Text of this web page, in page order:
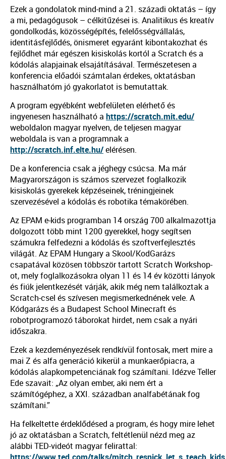
Ezek a gondolatok mind-mind a 21. századi oktatás – így
a mi, pedagógusok – célkitűzései is. Analitikus és kreatív
gondolkodás, közösségépítés, felelősségvállalás,
identitásfejlődés, önismeret egyaránt kibontakozhat és
fejlődhet már egészen kisiskolás kortól a Scratch és a
kódolás alapjainak elsajátításával. Természetesen a
konferencia előadói számtalan érdekes, oktatásban
használhatóm jó gyakorlatot is bemutattak.
A program egyébként webfelületen elérhető és
ingyenesen használható a https://scratch.mit.edu/
weboldalon magyar nyelven, de teljesen magyar
weboldala is van a programnak a
http://scratch.inf.elte.hu/elérésen.
De a konferencia csak a jéghegy csúcsa. Ma már
Magyarországon is számos szervezet foglalkozik
kisiskolás gyerekek képzéseinek, tréningjeinek
szervezésével a kódolás és robotika témakörében.
Az EPAM e-kids programban 14 ország 700 alkalmazottja
dolgozott több mint 1200 gyerekkel, hogy segítsen
számukra felfedezni a kódolás és szoftverfejlesztés
világát. Az EPAM Hungary a Skool/KodGarázs
csapatával közösen többször tartott Scratch Workshop-
ot, mely foglalkozásokra olyan 11 és 14 év közötti lányok
és fiúk jelentkezését várják, akik még nem találkoztak a
Scratch-csel és szívesen megismerkednének vele. A
Kódgarázs és a Budapest School Minecraft és
robotprogramozó táborokat hirdet, nem csak a nyári
időszakra.
Ezek a kezdeményezések rendkívül fontosak, mert mire a
mai Z és alfa generáció kikerül a munkaerőpiacra, a
kódolás alapkompetenciának fog számítani. Idézve Teller
Ede szavait: „Az olyan ember, aki nem ért a
számítógéphez, a XXI. században analfabétának fog
számítani.”
Ha felkeltette érdeklődésed a program, és hogy mire lehet
jó az oktatásban a Scratch, feltétlenül nézd meg az
alábbi TED-videót magyar felirattal: